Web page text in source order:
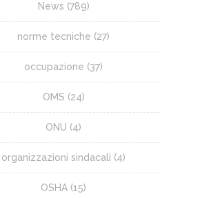
News (789)
norme tecniche (27)
occupazione (37)
OMS (24)
ONU (4)
organizzazioni sindacali (4)
OSHA (15)